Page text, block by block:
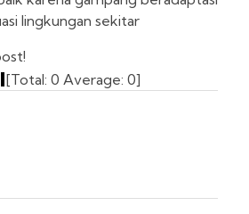
lingkungan sekitar
[Total: 0 Average: 0]